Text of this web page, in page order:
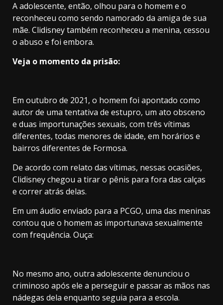
A adolescente, então, olhou para o homem e o
reconheceu como sendo namorado da amiga de sua
mãe. Clidisney também reconheceu a menina, cessou
o abuso e foi embora.
Veja o momento da prisão:
Em outubro de 2021, o homem foi apontado como
autor de uma tentativa de estupro, um ato obsceno
e duas importunações sexuais, com três vítimas
diferentes, todas menores de idade, em horários e
bairros diferentes de Formosa.
De acordo com relato das vítimas, nessas ocasiões,
Clidisney chegou a tirar o pênis para fora das calças
e correr atrás delas.
Em um áudio enviado para a PCGO, uma das meninas
contou que o homem as importunava sexualmente
com frequência. Ouça:
No mesmo ano, outra adolescente denunciou o
criminoso após ele a perseguir e passar as mãos nas
nádegas dela enquanto seguia para a escola.